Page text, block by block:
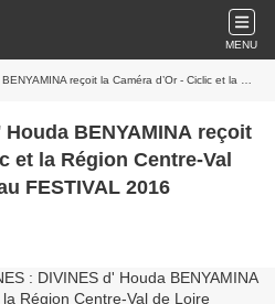
MENU
d’Or - Ciclic et la Région Centre-Val de Loire distinguées au FESTIVAL 2016
Houda BENYAMINA reçoit
FESTIVAL 2016